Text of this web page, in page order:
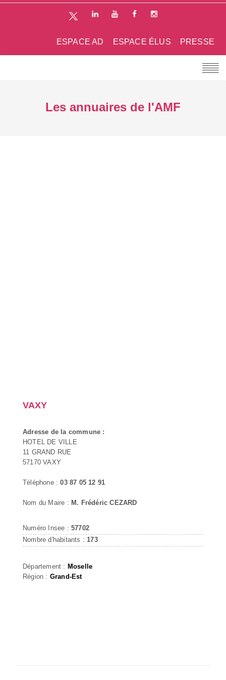
PRESSE
ESPACE ÉLUS
ESPACE AD
Les annuaires de l'AMF
VAXY
Adresse de la commune :
HOTEL DE VILLE
11 GRAND RUE
57170 VAXY
Téléphone :03 87 05 12 91
Nom du Maire : M. Frédéric CEZARD
Numéro Insee : 57702
Nombre d'habitants : 173
Département : Moselle
Région : Grand-Est